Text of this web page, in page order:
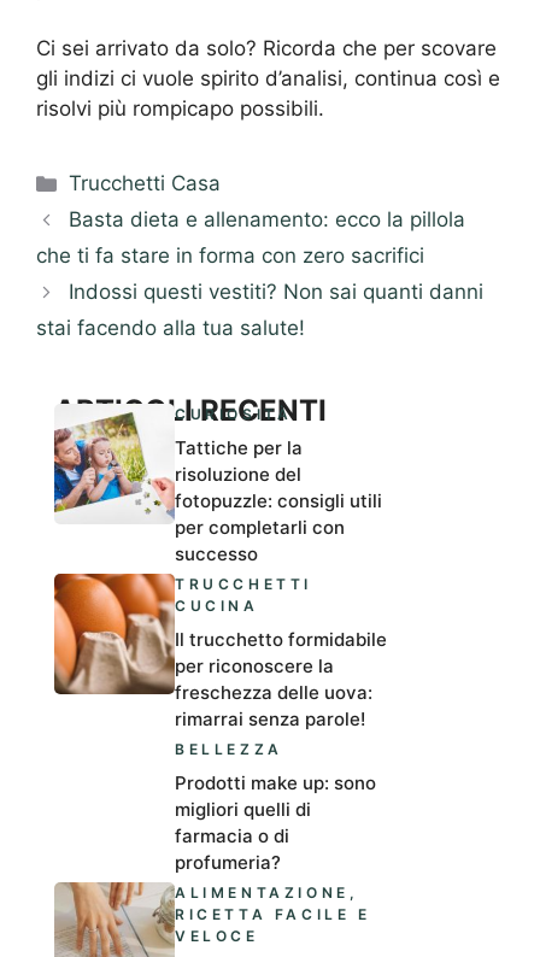
Ci sei arrivato da solo? Ricorda che per scovare
gli indizi ci vuole spirito d’analisi, continua così e
risolvi più rompicapo possibili.
Categorie
Trucchetti Casa
Basta dieta e allenamento: ecco la pillola
che ti fa stare in forma con zero sacrifici
Indossi questi vestiti? Non sai quanti danni
stai facendo alla tua salute!
ARTICOLI RECENTI
CURIOSITÀ
Tattiche per la
risoluzione del
fotopuzzle: consigli utili
per completarli con
successo
TRUCCHETTI
CUCINA
Il trucchetto formidabile
per riconoscere la
freschezza delle uova:
rimarrai senza parole!
BELLEZZA
Prodotti make up: sono
migliori quelli di
farmacia o di
profumeria?
ALIMENTAZIONE ,
RICETTA FACILE E
VELOCE